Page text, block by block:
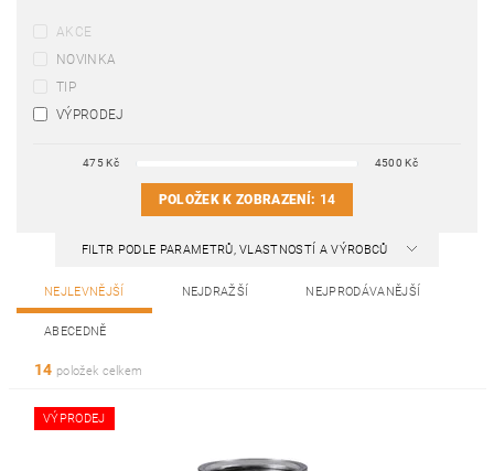
AKCE
NOVINKA
TIP
VÝPRODEJ
475Kč 4500 Kč
POLOŽEK K ZOBRAZENÍ: 14
FILTR PODLE PARAMETRŮ, VLASTNOSTÍ A VÝROBCŮ
NEJLEVNĚJŠÍ NEJDRAŽŠÍ NEJPRODÁVANĚJŠÍ
ABECEDNĚ
14 položek celkem
VÝPRODEJ